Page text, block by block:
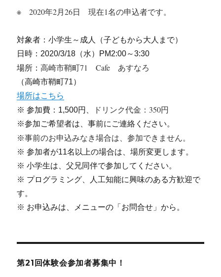
※ 2020年2月26日 現在1名の申込者です。
対象者：小学生～成人（子どもから大人まで）
日時：2020/3/18（水）PM2:00～3:30
場所：高崎市鞘町71 Cafe あすなろ
（高崎市鞘町71）
場所はこちら
※ 参加費：1,500円、
ドリンク代金：350円
※参加ご希望者は、事前にご連絡ください。
※事前のお申込みなき場合は、参加できません。
※ 参加者が11名以上の場合は、場所変更します。
※ 小学生は、父兄同伴で参加してください。
※ プログラミング、人工知能に興味のある方歓迎で
す。
※ お申込みは、メニューの「お問合せ」から。
第21回体験会参加者募集中！